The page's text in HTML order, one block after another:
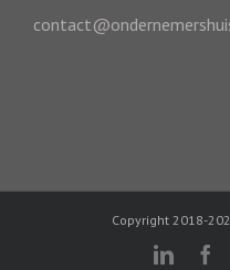
Copyright 2018-
linkedin